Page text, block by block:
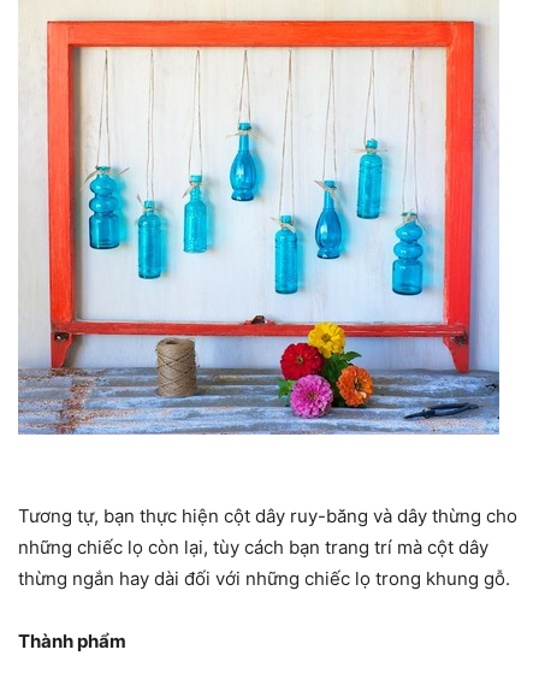
Tương tự, bạn thực hiện cột dây ruy-băng và dây thừng cho
những chiếc lọ còn lại, tùy cách bạn trang trí mà cột dây
thừng ngắn hay dài đối với những chiếc lọ trong khung gỗ.
Thành phẩm